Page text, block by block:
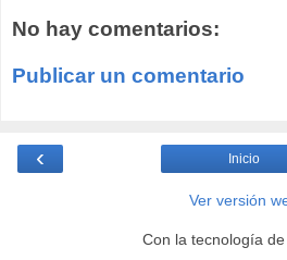
No hay comentarios:
Publicar un comentario
‹ Inicio
Ver versión
Con la tecnología de